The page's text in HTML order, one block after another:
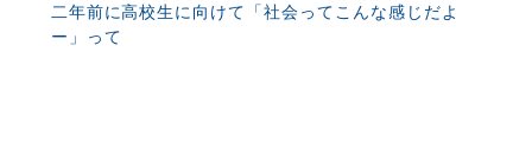
二年前に高校生に向けて「社会ってこんな感じだよ
ー」って